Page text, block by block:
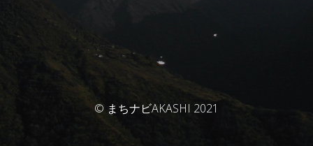
© まちナビAKASHI 2021